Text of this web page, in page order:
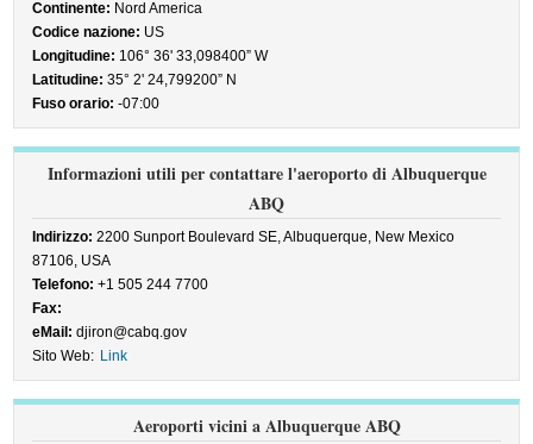
Continente: Nord America
Codice nazione: US
Longitudine: 106° 36' 33,098400” W
Latitudine: 35° 2' 24,799200” N
Fuso orario: -07:00
Informazioni utili per contattare l'aeroporto di Albuquerque
ABQ
Indirizzo: 2200 Sunport Boulevard SE, Albuquerque, New Mexico
87106, USA
Telefono: +1 505 244 7700
Fax:
eMail: djiron@cabq.gov
Sito Web: Link
Aeroporti vicini a Albuquerque ABQ